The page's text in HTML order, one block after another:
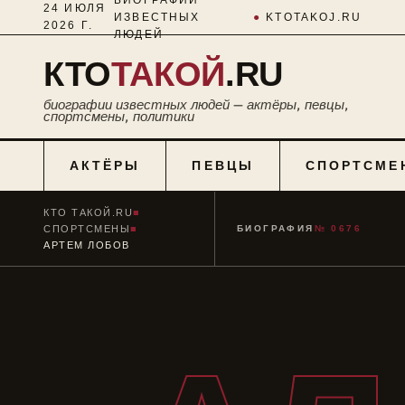
24 ИЮЛЯ
2026 Г.
ИЗВЕСТНЫХ
ЛЮДЕЙ
● KTOTAKOJ.RU
КТОТАКОЙ.RU
биографии известных людей — актёры, певцы,
спортсмены, политики
АКТЁРЫ ПЕВЦЫ
КТО ТАКОЙ.RU■
СПОРТСМЕНЫ■
АРТЕМ ЛОБОВ
БИОГРАФИЯ № 0676